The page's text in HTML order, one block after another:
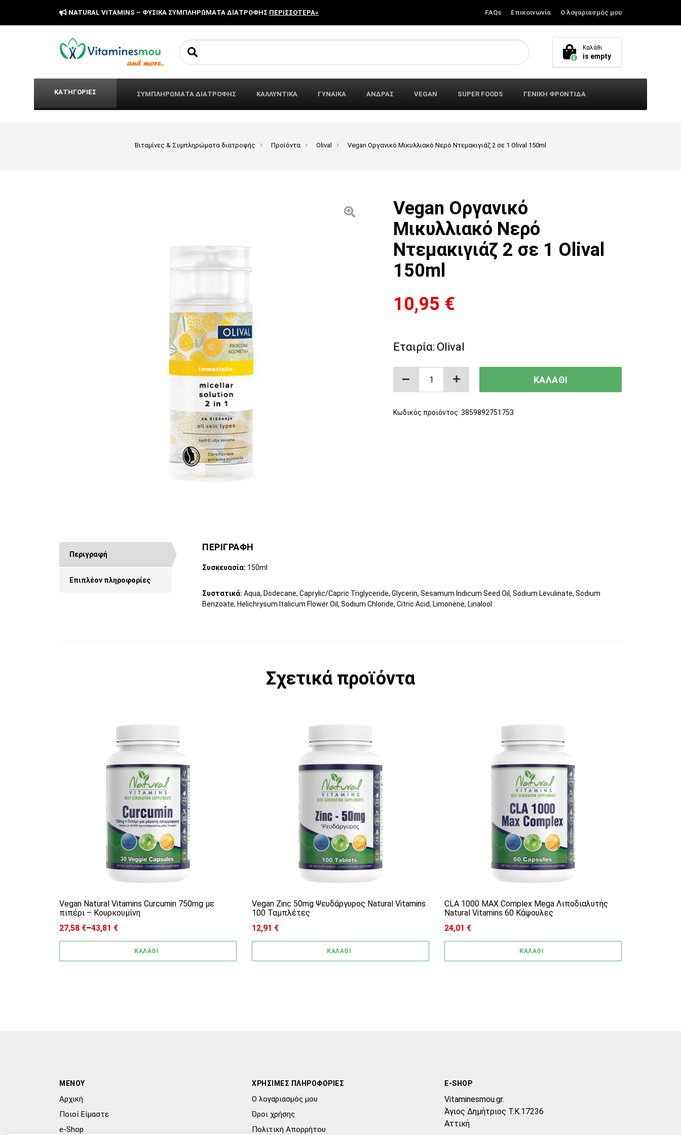
NATURAL VITAMINS – ΦΥΣΙΚΑ ΣΥΜΠΛΗΡΩΜΑΤΑ ΔΙΑΤΡΟΦΗΣ ΠΕΡΙΣΣΟΤΕΡΑ» FAQs Επικοινωνία Ο λογαριασμός μου
Search for:
0
Καλάθι
is empty
ΚΑΤΗΓΟΡΙΕΣ ΣΥΜΠΛΗΡΩΜΑΤΑ ΔΙΑΤΡΟΦΗΣ ΚΑΛΛΥΝΤΙΚΑ ΓΥΝΑΙΚΑ ΑΝΔΡΑΣ VEGAN SUPER FOODS ΓΕΝΙΚΗ ΦΡΟΝΤΙΔΑ
Βιταμίνες & Συμπληρώματα διατροφής Προϊόντα Olival Vegan Οργανικό Μικυλλιακό Νερό Ντεμακιγιάζ 2 σε 1 Olival 150ml
Vegan Οργανικό
Μικυλλιακό Νερό
Ντεμακιγιάζ 2 σε 1 Olival
150ml
10,95 €
Εταιρία: Olival
Vegan Οργανικό Μικυλλιακό Νερό Ντεμακιγιάζ 2 σε 1
ΚΑΛΑΘΙ
Κωδικός προϊόντος:3859892751753
Περιγραφή
Επιπλέον πληροφορίες
ΠΕΡΙΓΡΑΦΗ
Συσκευασία: 150ml
Συστατικά: Aqua, Dodecane, Caprylic/Capric Triglyceride, Glycerin, Sesamum Indicum Seed Oil, Sodium Levulinate, Sodium
Benzoate, Helichrysum Italicum Flower Oil, Sodium Chloride, Citric Acid, Limonene, Linalool
Σχετικά προϊόντα
Vegan Natural Vitamins Curcumin 750mg με
πιπέρι – Κουρκουμίνη
27,58 €–43,81 €
Price range: 27,58 € through 43,81 €
ΚΑΛΑΘΙ
Αυτό το προϊόν έχει πολλαπλές παραλλαγές. Οι επιλογές μπορούν να επιλεγούν στη σελίδα του προϊόντος
Vegan Zinc 50mg Ψευδάργυρος Natural Vitamins
100 Ταμπλέτες
12,91 €
ΚΑΛΑΘΙ
CLA 1000 MAX Complex Mega Λιποδιαλυτής
Natural Vitamins 60 Κάψουλες
24,01 €
ΚΑΛΑΘΙ
ΜΕΝΟΥ
Αρχική
Ποιοί Είμαστε
e-Shop
ΧΡΗΣΙΜΕΣ ΠΛΗΡΟΦΟΡΙΕΣ
Ο λογαριασμός μου
Όροι χρήσης
Πολιτική Απορρήτου
E-SHOP
Vitaminesmou.gr.
Άγιος Δημήτριος T.K.17236
Αττική